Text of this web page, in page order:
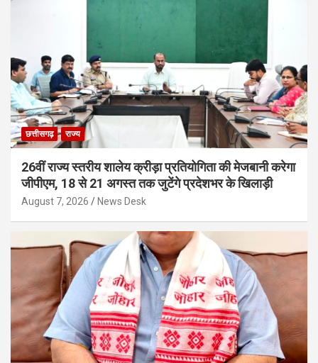
छत्तीसगढ़ राज्य
26वीं राज्य स्तरीय शालेय क्रीड़ा प्रतियोगिता की मेजबानी करेगा
जीपीएम, 18 से 21 अगस्त तक जुटेंगे प्रदेशभर के खिलाड़ी
August 7, 2026 News Desk